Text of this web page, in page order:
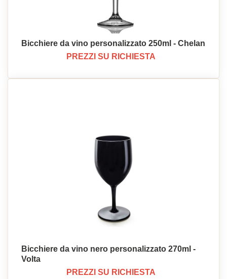
Bicchiere da vino personalizzato 250ml - Chelan
PREZZI SU RICHIESTA
Bicchiere da vino nero personalizzato 270ml -
Volta
PREZZI SU RICHIESTA